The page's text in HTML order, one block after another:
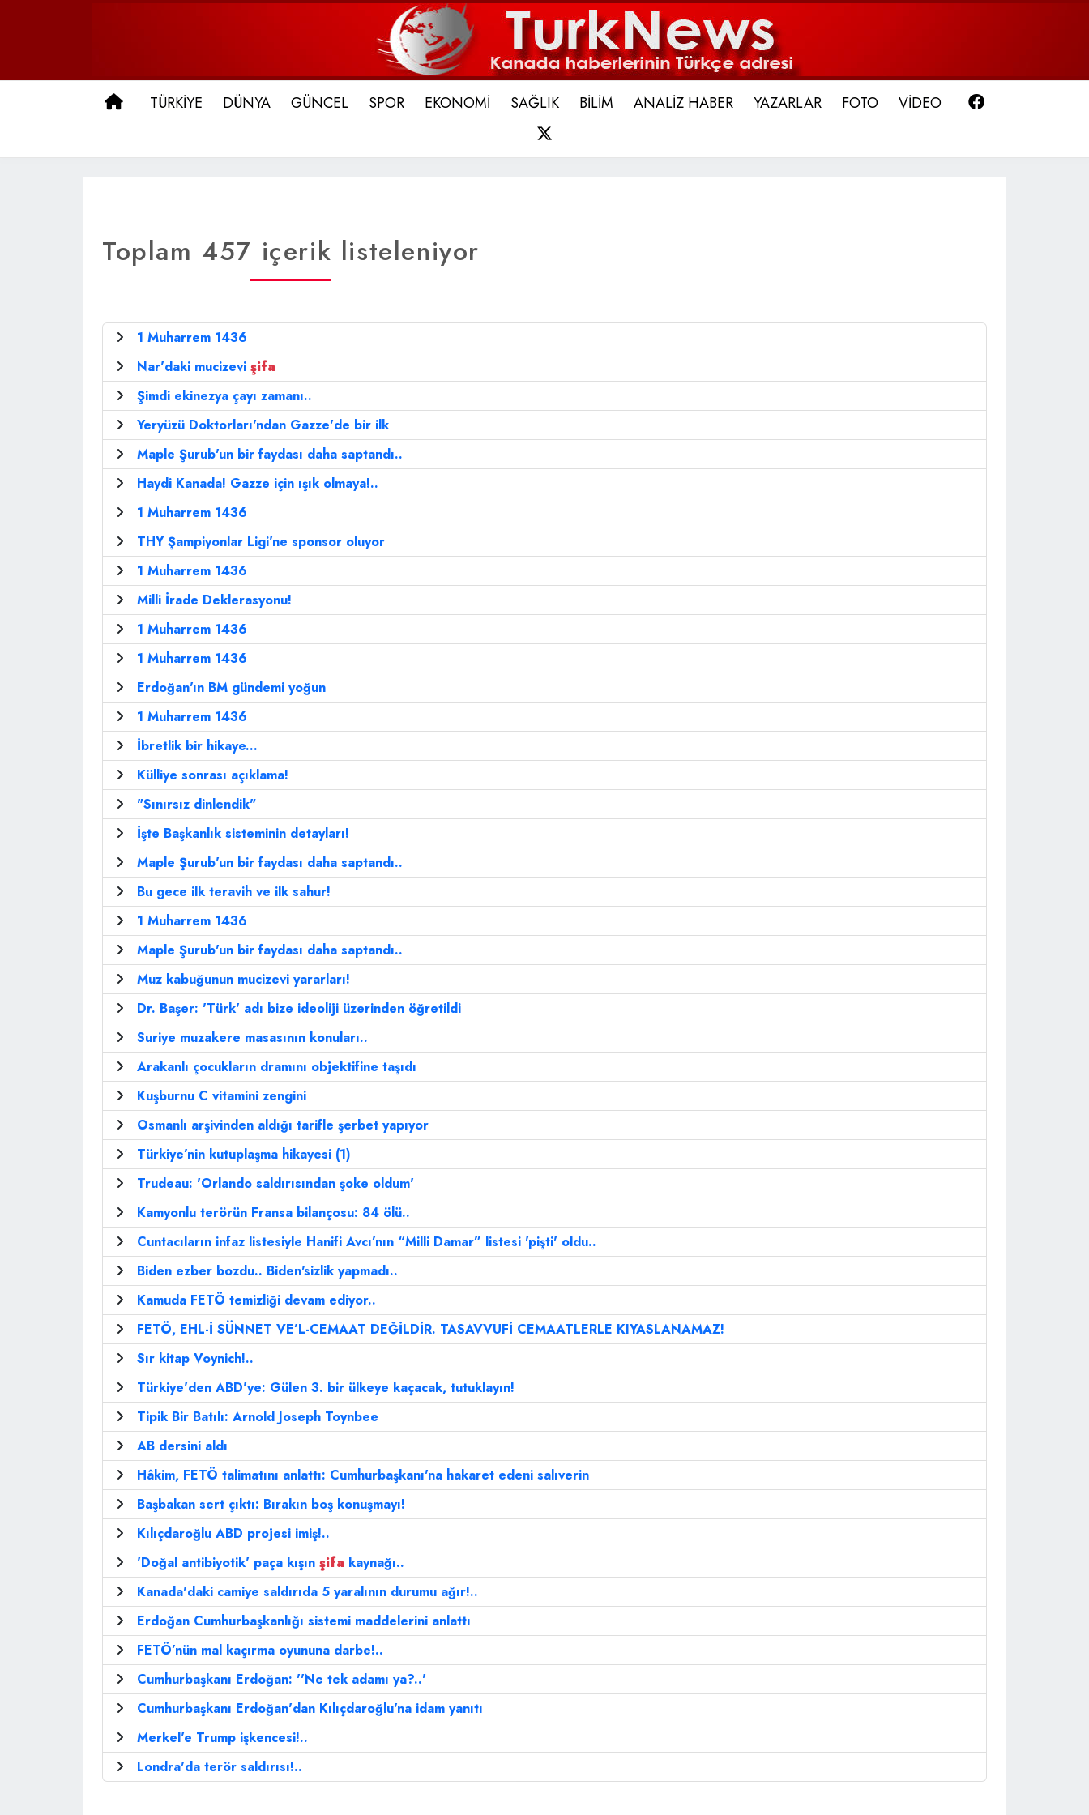
ANA SAYFA
TÜRKİYE DÜNYA GÜNCEL SPOR EKONOMİ SAĞLIK BİLİM ANALİZ HABER YAZARLAR FOTO VİDEO
Toplam 457 içerik listeleniyor
1 Muharrem 1436
Nar'daki mucizevi şifa
Şimdi ekinezya çayı zamanı..
Yeryüzü Doktorları'ndan Gazze'de bir ilk
Maple Şurub'un bir faydası daha saptandı..
Haydi Kanada! Gazze için ışık olmaya!..
1 Muharrem 1436
THY Şampiyonlar Ligi'ne sponsor oluyor
1 Muharrem 1436
Milli İrade Deklerasyonu!
1 Muharrem 1436
1 Muharrem 1436
Erdoğan'ın BM gündemi yoğun
1 Muharrem 1436
İbretlik bir hikaye...
Külliye sonrası açıklama!
"Sınırsız dinlendik"
İşte Başkanlık sisteminin detayları!
Maple Şurub'un bir faydası daha saptandı..
Bu gece ilk teravih ve ilk sahur!
1 Muharrem 1436
Maple Şurub'un bir faydası daha saptandı..
Muz kabuğunun mucizevi yararları!
Dr. Başer: 'Türk' adı bize ideoliji üzerinden öğretildi
Suriye muzakere masasının konuları..
Arakanlı çocukların dramını objektifine taşıdı
Kuşburnu C vitamini zengini
Osmanlı arşivinden aldığı tarifle şerbet yapıyor
Türkiye’nin kutuplaşma hikayesi (1)
Trudeau: 'Orlando saldırısından şoke oldum'
Kamyonlu terörün Fransa bilançosu: 84 ölü..
Cuntacıların infaz listesiyle Hanifi Avcı’nın “Milli Damar” listesi 'pişti' oldu..
Biden ezber bozdu.. Biden'sizlik yapmadı..
Kamuda FETÖ temizliği devam ediyor..
FETÖ, EHL-İ SÜNNET VE’L-CEMAAT DEĞİLDİR. TASAVVUFİ CEMAATLERLE KIYASLANAMAZ!
Sır kitap Voynich!..
Türkiye'den ABD'ye: Gülen 3. bir ülkeye kaçacak, tutuklayın!
Tipik Bir Batılı: Arnold Joseph Toynbee
AB dersini aldı
Hâkim, FETÖ talimatını anlattı: Cumhurbaşkanı'na hakaret edeni salıverin
Başbakan sert çıktı: Bırakın boş konuşmayı!
Kılıçdaroğlu ABD projesi imiş!..
'Doğal antibiyotik' paça kışın şifa kaynağı..
Kanada'daki camiye saldırıda 5 yaralının durumu ağır!..
Erdoğan Cumhurbaşkanlığı sistemi maddelerini anlattı
FETÖ’nün mal kaçırma oyununa darbe!..
Cumhurbaşkanı Erdoğan: ''Ne tek adamı ya?..'
Cumhurbaşkanı Erdoğan'dan Kılıçdaroğlu'na idam yanıtı
Merkel'e Trump işkencesi!..
Londra'da terör saldırısı!..